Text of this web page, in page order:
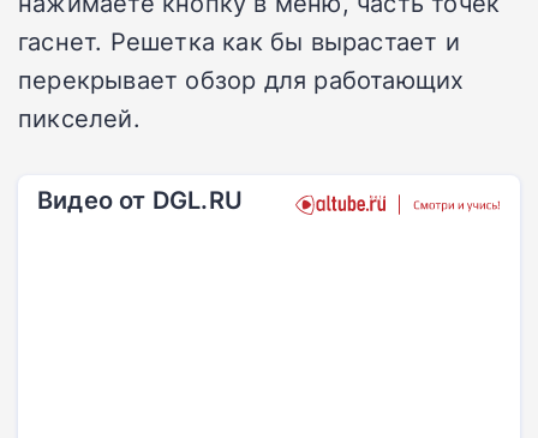
гаснет. Решетка как бы вырастает и
перекрывает обзор для работающих
пикселей.
Видео от DGL.RU